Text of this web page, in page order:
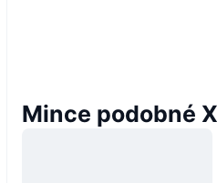
Mince podobné